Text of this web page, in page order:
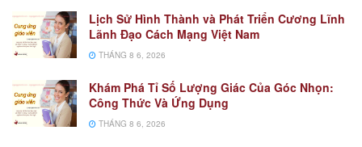
Lịch Sử Hình Thành và Phát Triển Cương Lĩnh
Lãnh Đạo Cách Mạng Việt Nam
THÁNG 8 6, 2026
Khám Phá Tỉ Số Lượng Giác Của Góc Nhọn:
Công Thức Và Ứng Dụng
THÁNG 8 6, 2026